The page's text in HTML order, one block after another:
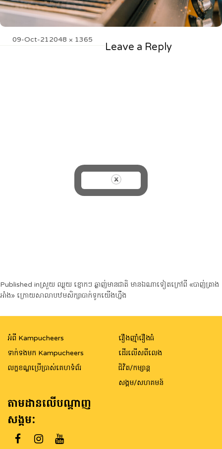
Posted
09-Oct-21Full
2048 × 1365
Leave a Reply
Post
navigation
Published inស្រួយ ឈ្ងុយ ខ្ញោកៗ ឆ្ងាញ់មានជាតិ មានឯណាទៀតក្រៅពី «បាញ់ត្រាង
អាំង» ក្រោយសាលាបឋមសិក្សាបាក់ទូកយើងហ្នឹង
អំពី Kampucheers
ទាក់ទងមក Kampucheers
លក្ខខណ្ឌប្រើប្រាស់គេហទំព័រ
រឿងញ៉ាំរឿងធំ
ដើរលើសពីលេង
ជិវិត/កម្សាន្ត
សង្គម/សហគមន៍
តាមដានលើបណ្តាញ
សង្គម: